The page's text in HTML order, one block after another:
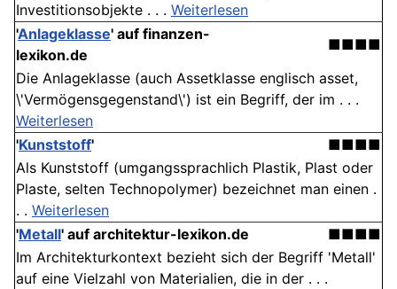
Investitionsobjekte . . . Weiterlesen
'Anlageklasse' auf finanzen-
lexikon.de
■■■■
Die Anlageklasse (auch Assetklasse englisch asset,
\'Vermögensgegenstand\') ist ein Begriff, der im . . .
Weiterlesen
'Kunststoff'
■■■■
Als Kunststoff (umgangssprachlich Plastik, Plast oder
Plaste, selten Technopolymer) bezeichnet man einen .
. . Weiterlesen
'Metall' auf architektur-lexikon.de
■■■■
Im Architekturkontext bezieht sich der Begriff 'Metall'
auf eine Vielzahl von Materialien, die in der . . .